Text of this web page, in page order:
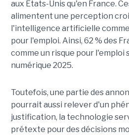
aux États-Unis qu'en France.
alimentent une perception
l'intelligence artificielle
pour l'emploi. Ainsi, 62 % des
comme un risque pour l'emploi
numérique 2025.
Toutefois, une partie des
pourrait aussi relever d'un
justification, la technologie
prétexte pour des décisions